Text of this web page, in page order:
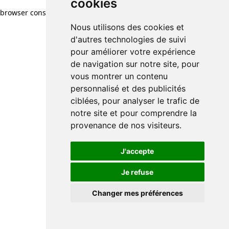
cookies
Nous utilisons des cookies et
d'autres technologies de suivi
pour améliorer votre expérience
de navigation sur notre site, pour
vous montrer un contenu
personnalisé et des publicités
ciblées, pour analyser le trafic de
notre site et pour comprendre la
provenance de nos visiteurs.
J'accepte
Je refuse
Changer mes préférences
browser console for more information)